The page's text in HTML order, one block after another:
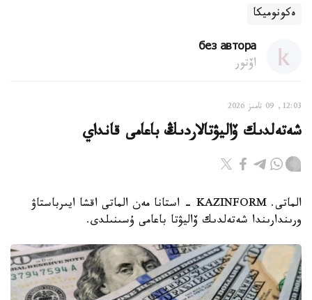
ەكونوميكا
без автора
اۆتور
12:03, 09 تامىز 2026
شەتەلدىك ۆاليۋتالاردىڭ باعامى قانداي
الماتى. KAZINFORM - استانا مەن الماتى اقشا ايىرباستاۋ
ورىندارىندا شەتەلدىك ۆاليۋتا باعامى ۇسىنىلدى.